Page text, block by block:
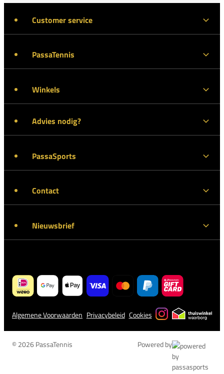
Customer service
PassaTennis
Winkels
Advies nodig?
PassaSports
Contact
Nieuwsbrief
Algemene Voorwaarden Privacybeleid Cookies
© 2026 PassaTennis Powered by